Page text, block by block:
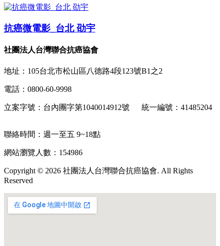
抗癌微電影_台北 劭宇
社團法人台灣聯合抗癌協會
地址：105台北市松山區八德路4段123號B1之2
電話：0800-60-9998
立案字號：台內團字第1040014912號 統一編號：41485204
聯絡時間：週一至五 9~18點
網站瀏覽人數：154986
Copyright © 2026 社團法人台灣聯合抗癌協會. All Rights
Reserved